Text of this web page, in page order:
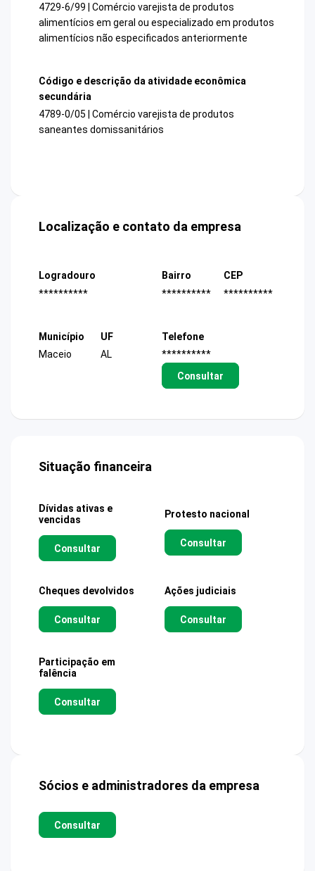
4729-6/99 | Comércio varejista de produtos
alimentícios em geral ou especializado em produtos
alimentícios não especificados anteriormente
Código e descrição da atividade econômica
secundária
4789-0/05 | Comércio varejista de produtos
saneantes domissanitários
Localização e contato da empresa
Logradouro
**********
Bairro
**********
CEP
**********
Município
Maceio
UF
AL
Telefone
**********
Consultar
Situação financeira
Dívidas ativas e
vencidas
Consultar
Protesto nacional
Consultar
Cheques devolvidos
Consultar
Ações judiciais
Consultar
Participação em
falência
Consultar
Sócios e administradores da empresa
Consultar